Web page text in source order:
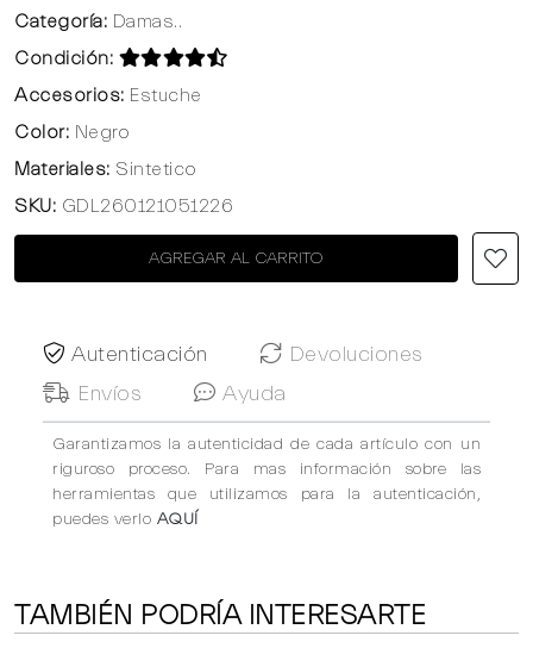
Categoría: Damas..
Condición:
Accesorios: Estuche
Color: Negro
Materiales: Sintetico
SKU: GDL260121051226
AGREGAR AL CARRITO
Autenticación
Devoluciones
Envíos
Ayuda
Garantizamos la autenticidad de cada artículo con un
riguroso proceso. Para mas información sobre las
herramientas que utilizamos para la autenticación,
puedes verlo AQUÍ
TAMBIÉN PODRÍA INTERESARTE